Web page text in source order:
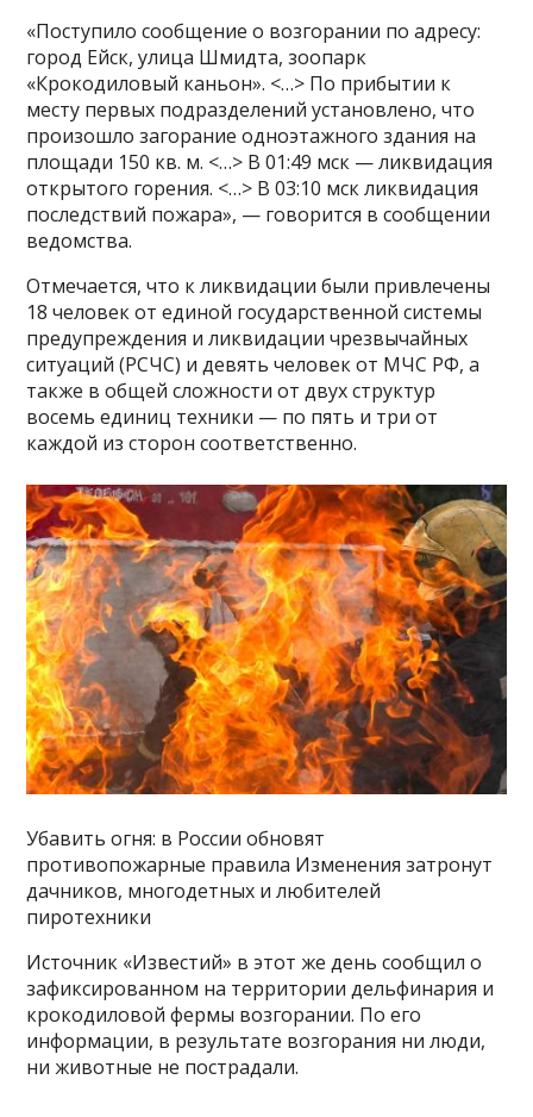
«Поступило сообщение о возгорании по адресу:
город Ейск, улица Шмидта, зоопарк
«Крокодиловый каньон». <…> По прибытии к
месту первых подразделений установлено, что
произошло загорание одноэтажного здания на
площади 150 кв. м. <…> В 01:49 мск — ликвидация
открытого горения. <…> В 03:10 мск ликвидация
последствий пожара», — говорится в сообщении
ведомства.
Отмечается, что к ликвидации были привлечены
18 человек от единой государственной системы
предупреждения и ликвидации чрезвычайных
ситуаций (РСЧС) и девять человек от МЧС РФ, а
также в общей сложности от двух структур
восемь единиц техники — по пять и три от
каждой из сторон соответственно.
Убавить огня: в России обновят
противопожарные правила Изменения затронут
дачников, многодетных и любителей
пиротехники
Источник «Известий» в этот же день сообщил о
зафиксированном на территории дельфинария и
крокодиловой фермы возгорании. По его
информации, в результате возгорания ни люди,
ни животные не пострадали.